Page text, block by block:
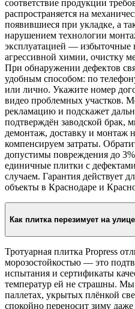
соответствие продукции
распространяется на
появившиеся при укладке, а
нарушением технологии
эксплуатацией — избыточные
агрессивной химии, очистку
При обнаружении дефектов
удобным способом: по
или лично. Укажите номер
видео проблемных участков.
рекламацию и подскажет
подтверждён заводской брак,
демонтаж, доставку и монтаж
компенсируем затраты.
допустимы повреждения до
единичные плитки с
случаем. Гарантия действует
объекты в Краснодаре и
Как плитка перезимует на
Тротуарная плитка Propress
морозостойкостью — это
испытания и сертификаты
температур ей не страшны. Мы
паллетах, укрытых плёнкой
спокойно переносит зиму